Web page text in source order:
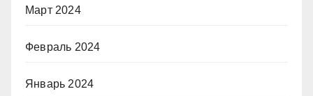
Март 2024
Февраль 2024
Январь 2024